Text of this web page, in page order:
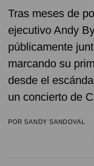
Tras meses de
ejecutivo Andy
públicamente
marcando su
desde el
un concierto de
PORSANDY SANDOVAL